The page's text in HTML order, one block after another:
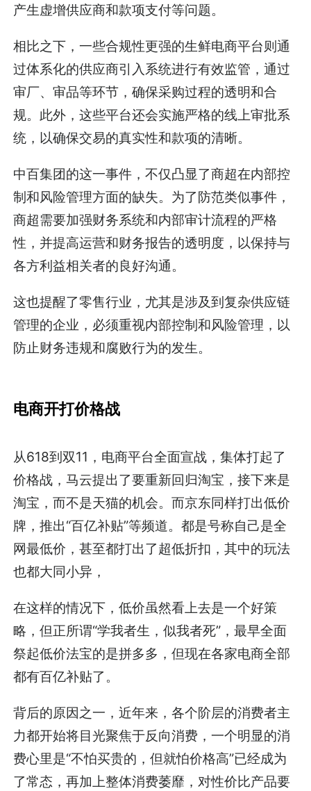
产生虚增供应商和款项支付等问题。
相比之下，一些合规性更强的生鲜电商平台则通
过体系化的供应商引入系统进行有效监管，通过
审厂、审品等环节，确保采购过程的透明和合
规。此外，这些平台还会实施严格的线上审批系
统，以确保交易的真实性和款项的清晰。
中百集团的这一事件，不仅凸显了商超在内部控
制和风险管理方面的缺失。为了防范类似事件，
商超需要加强财务系统和内部审计流程的严格
性，并提高运营和财务报告的透明度，以保持与
各方利益相关者的良好沟通。
这也提醒了零售行业，尤其是涉及到复杂供应链
管理的企业，必须重视内部控制和风险管理，以
防止财务违规和腐败行为的发生。
电商开打价格战
从618到双11，电商平台全面宣战，集体打起了
价格战，马云提出了要重新回归淘宝，接下来是
淘宝，而不是天猫的机会。而京东同样打出低价
牌，推出“百亿补贴”等频道。都是号称自己是全
网最低价，甚至都打出了超低折扣，其中的玩法
也都大同小异，
在这样的情况下，低价虽然看上去是一个好策
略，但正所谓“学我者生，似我者死”，最早全面
祭起低价法宝的是拼多多，但现在各家电商全部
都有百亿补贴了。
背后的原因之一，近年来，各个阶层的消费者主
力都开始将目光聚焦于反向消费，一个明显的消
费心里是“不怕买贵的，但就怕价格高”已经成为
了常态，再加上整体消费萎靡，对性价比产品要